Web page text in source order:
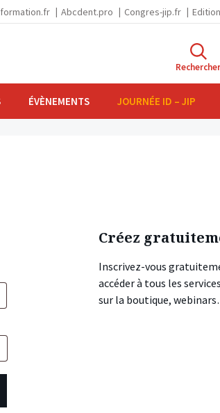
Abcdent.pro Congres-jip.fr
Rechercher
ÉVÈNEMENTS JOURNÉE ID – JIP
Créez
Inscrivez-vous
accéder à tous les
sur la boutique,